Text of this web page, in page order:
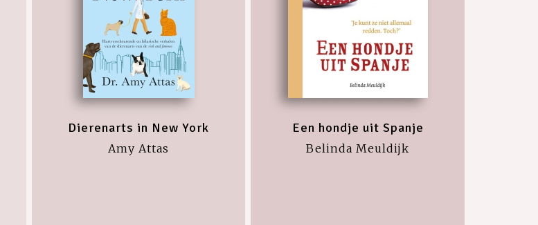
Dierenarts in New York
Amy Attas
Een hondje uit Spanje
Belinda Meuldijk